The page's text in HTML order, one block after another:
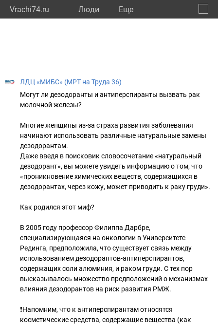
Vrachi74.ru Люди Eще
ЛДЦ «МИБС» (МРТ на Труда 36)
Могут ли дезодоранты и антиперспиранты вызвать рак
молочной железы?
Многие женщины из-за страха развития заболевания
начинают использовать различные натуральные замены
дезодорантам.
Даже введя в поисковик словосочетание «натуральный
дезодорант», вы можете увидеть информацию о том, что
«проникновение химических веществ, содержащихся в
дезодорантах, через кожу, может приводить к раку груди».
Как родился этот миф?
В 2005 году профессор Филиппа Дарбре,
специализирующаяся на онкологии в Университете
Рединга, предположила, что существует связь между
использованием дезодорантов-антиперспирантов,
содержащих соли алюминия, и раком груди. С тех пор
высказывалось множество предположений о механизмах
влияния дезодорантов на риск развития РМЖ.
❗Напомним, что к антиперспирантам относятся
косметические средства, содержащие вещества (как